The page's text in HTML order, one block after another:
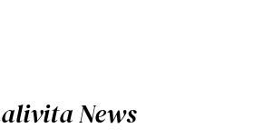
News